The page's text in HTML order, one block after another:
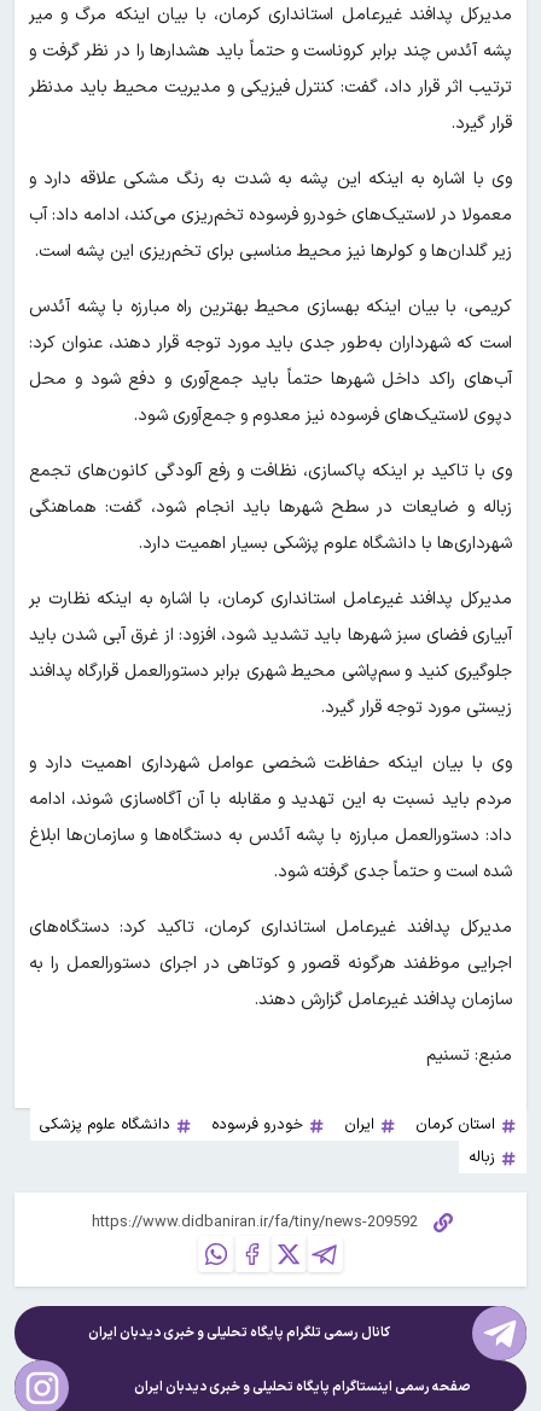
مدیر‌کل پدافند غیرعامل استانداری کرمان، با بیان اینکه مرگ و میر
پشه آئدس چند برابر کروناست و حتماً باید هشدار‌ها را در نظر گرفت و
ترتیب اثر قرار داد، گفت: کنترل فیزیکی و مدیریت محیط باید مدنظر
قرار گیرد.
وی با اشاره به اینکه این پشه به شدت به رنگ مشکی علاقه دارد و
معمولا در لاستیک‌های خودرو فرسوده تخم‌ریزی می‌کند، ادامه داد: آب
زیر گلدان‌ها و کولر‌ها نیز محیط مناسبی برای تخم‌ریزی این پشه است.
کریمی، با بیان اینکه بهسازی محیط بهترین راه مبارزه با پشه آئدس
است که شهرداران به‌طور جدی باید مورد توجه قرار دهند، عنوان کرد:
آب‌های راکد داخل شهر‌ها حتماً باید جمع‌آوری و دفع شود و محل
دپوی لاستیک‌های فرسوده نیز معدوم و جمع‌آوری شود.
وی با تاکید بر اینکه پاکسازی، نظافت و رفع آلودگی کانون‌های تجمع
زباله و ضایعات در سطح شهر‌ها باید انجام شود، گفت: هماهنگی
شهرداری‌ها با دانشگاه علوم پزشکی بسیار اهمیت دارد.
مدیر‌کل پدافند غیرعامل استانداری کرمان، با اشاره به اینکه نظارت بر
آبیاری فضای سبز شهر‌ها باید تشدید شود، افزود: از غرق آبی شدن باید
جلوگیری کنید و سم‌پاشی محیط شهری برابر دستورالعمل قرارگاه پدافند
زیستی مورد توجه قرار گیرد.
وی با بیان اینکه حفاظت شخصی عوامل شهرداری اهمیت دارد و
مردم باید نسبت به این تهدید و مقابله با آن آگاه‌سازی شوند، ادامه
داد: دستورالعمل مبارزه با پشه آئدس به دستگاه‌ها و سازمان‌ها ابلاغ
شده است و حتماً جدی گرفته شود.
مدیر‌کل پدافند غیرعامل استانداری کرمان، تاکید کرد: دستگاه‌های
اجرایی موظفند هرگونه قصور و کوتاهی در اجرای دستورالعمل را به
سازمان پدافند غیرعامل گزارش دهند.
منبع: تسنیم
استان کرمان ایران خودرو فرسوده
دانشگاه علوم پزشکی
زباله
کانال رسمی تلگرام پایگاه تحلیلی و خبریدیدبان ایران
صفحه رسمی اینستاگرام پایگاه تحلیلی و خبریدیدبان ایران